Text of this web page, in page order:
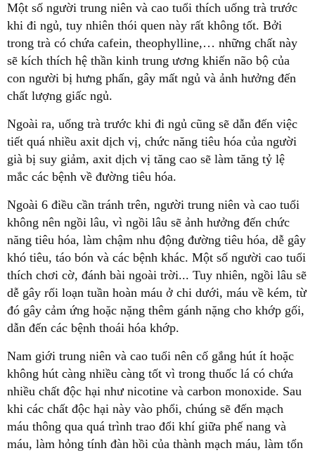
Một số người trung niên và cao tuổi thích uống trà trước
khi đi ngủ, tuy nhiên thói quen này rất không tốt. Bởi
trong trà có chứa cafein, theophylline,… những chất này
sẽ kích thích hệ thần kinh trung ương khiến não bộ của
con người bị hưng phấn, gây mất ngủ và ảnh hưởng đến
chất lượng giấc ngủ.
Ngoài ra, uống trà trước khi đi ngủ cũng sẽ dẫn đến việc
tiết quá nhiều axit dịch vị, chức năng tiêu hóa của người
già bị suy giảm, axit dịch vị tăng cao sẽ làm tăng tỷ lệ
mắc các bệnh về đường tiêu hóa.
Ngoài 6 điều cần tránh trên, người trung niên và cao tuổi
không nên ngồi lâu, vì ngồi lâu sẽ ảnh hưởng đến chức
năng tiêu hóa, làm chậm nhu động đường tiêu hóa, dễ gây
khó tiêu, táo bón và các bệnh khác. Một số người cao tuổi
thích chơi cờ, đánh bài ngoài trời... Tuy nhiên, ngồi lâu sẽ
dễ gây rối loạn tuần hoàn máu ở chi dưới, máu về kém, từ
đó gây cảm ứng hoặc nặng thêm gánh nặng cho khớp gối,
dẫn đến các bệnh thoái hóa khớp.
Nam giới trung niên và cao tuổi nên cố gắng hút ít hoặc
không hút càng nhiều càng tốt vì trong thuốc lá có chứa
nhiều chất độc hại như nicotine và carbon monoxide. Sau
khi các chất độc hại này vào phổi, chúng sẽ đến mạch
máu thông qua quá trình trao đổi khí giữa phế nang và
máu, làm hỏng tính đàn hồi của thành mạch máu, làm tổn